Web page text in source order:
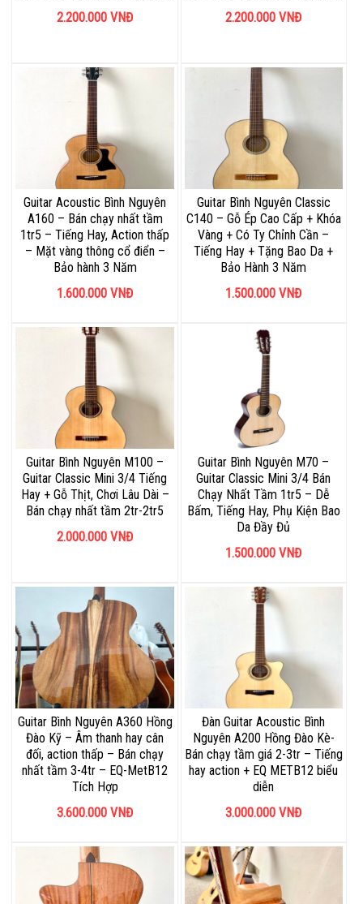
2.200.000 VNĐ
2.200.000 VNĐ
Guitar Acoustic Bình Nguyên
A160 – Bán chạy nhất tầm
1tr5 – Tiếng Hay, Action thấp
– Mặt vàng thông cổ điển –
Bảo hành 3 Năm
1.600.000 VNĐ
Guitar Bình Nguyên Classic
C140 – Gỗ Ép Cao Cấp + Khóa
Vàng + Có Ty Chỉnh Cần –
Tiếng Hay + Tặng Bao Da +
Bảo Hành 3 Năm
1.500.000 VNĐ
Guitar Bình Nguyên M100 –
Guitar Classic Mini 3/4 Tiếng
Hay + Gỗ Thịt, Chơi Lâu Dài –
Bán chạy nhất tầm 2tr-2tr5
2.000.000 VNĐ
Guitar Bình Nguyên M70 –
Guitar Classic Mini 3/4 Bán
Chạy Nhất Tầm 1tr5 – Dễ
Bấm, Tiếng Hay, Phụ Kiện Bao
Da Đầy Đủ
1.500.000 VNĐ
Guitar Bình Nguyên A360 Hồng
Đào Kỹ – Âm thanh hay cân
đối, action thấp – Bán chạy
nhất tầm 3-4tr – EQ-MetB12
Tích Hợp
3.600.000 VNĐ
Đàn Guitar Acoustic Bình
Nguyên A200 Hồng Đào Kè-
Bán chạy tầm giá 2-3tr – Tiếng
hay action + EQ METB12 biểu
diễn
3.000.000 VNĐ